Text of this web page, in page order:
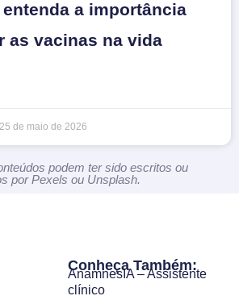
a importância
as vacinas na vida
25 de maio de 2026
podem ter sido escritos ou
por Pexels ou Unsplash.
Conheça Também:
AnamnesIA – Assistente
clínico